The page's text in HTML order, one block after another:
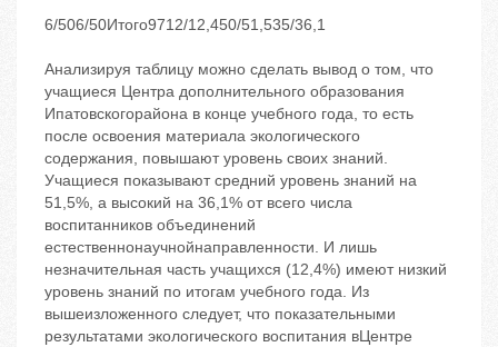
6/506/50Итого9712/12,450/51,535/36,1
Анализируя таблицу можно сделать вывод о том, что
учащиеся Центра дополнительного образования
Ипатовскогорайона в конце учебного года, то есть
после освоения материала экологического
содержания, повышают уровень своих знаний.
Учащиеся показывают средний уровень знаний на
51,5%, а высокий на 36,1% от всего числа
воспитанников объединений
естественнонаучнойнаправленности. И лишь
незначительная часть учащихся (12,4%) имеют низкий
уровень знаний по итогам учебного года. Из
вышеизложенного следует, что показательными
результатами экологического воспитания вЦентре